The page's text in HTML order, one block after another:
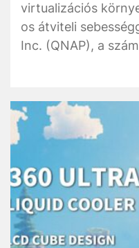
virtualizációs
os átviteli
Inc. (QNAP), a